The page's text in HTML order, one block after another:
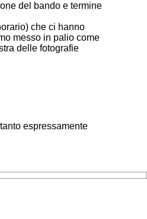
del bando e termine
che ci hanno
messo in palio come
delle fotografie
espressamente